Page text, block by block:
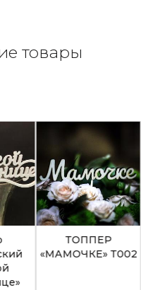
товары
ТОППЕР
«МАМОЧКЕ» Т002